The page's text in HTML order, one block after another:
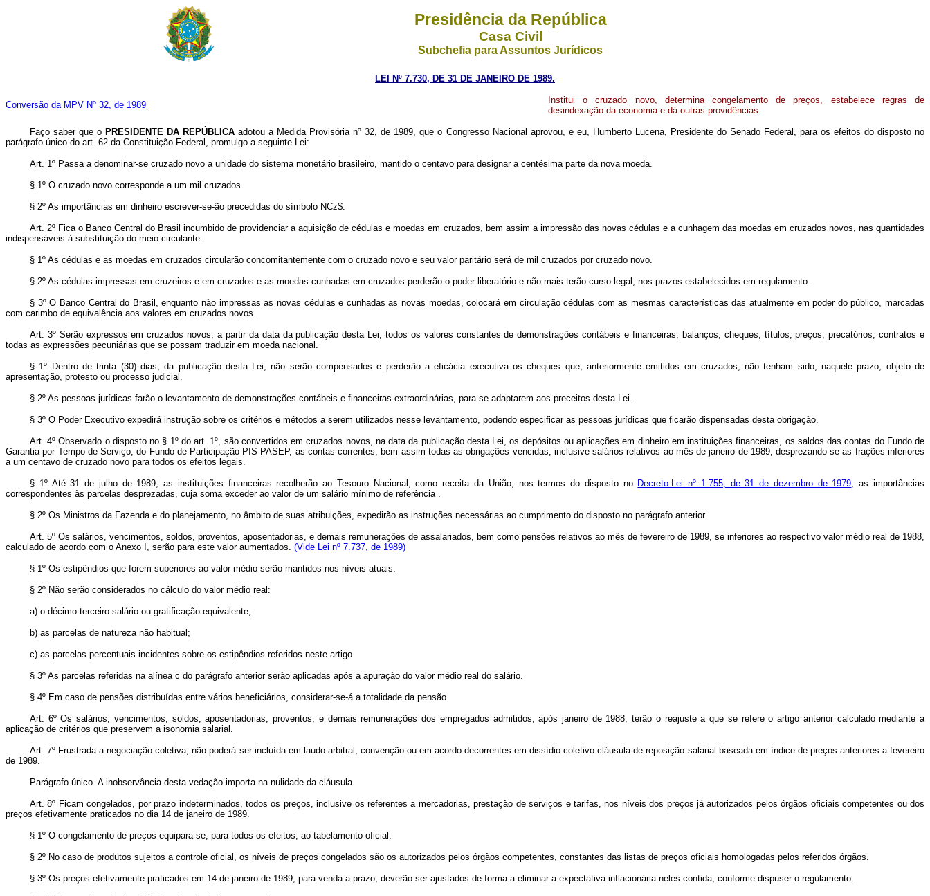
Presidência da República
Casa Civil
Subchefia para Assuntos Jurídicos
LEI Nº 7.730, DE 31 DE JANEIRO DE 1989.
Conversão da MPV Nº 32, de 1989
Institui o cruzado novo, determina congelamento de preços, estabelece regras de
desindexação da economia e dá outras providências.
Faço saber que o PRESIDENTE DA REPÚBLICA adotou a Medida Provisória nº 32, de 1989, que o Congresso Nacional aprovou, e eu, Humberto Lucena, Presidente do Senado Federal, para os efeitos do disposto no
parágrafo único do art. 62 da Constituição Federal, promulgo a seguinte Lei:
Art. 1º Passa a denominar-se cruzado novo a unidade do sistema monetário brasileiro, mantido o centavo para designar a centésima parte da nova moeda.
§ 1º O cruzado novo corresponde a um mil cruzados.
§ 2º As importâncias em dinheiro escrever-se-ão precedidas do símbolo NCz$.
Art. 2º Fica o Banco Central do Brasil incumbido de providenciar a aquisição de cédulas e moedas em cruzados, bem assim a impressão das novas cédulas e a cunhagem das moedas em cruzados novos, nas quantidades
indispensáveis à substituição do meio circulante.
§ 1º As cédulas e as moedas em cruzados circularão concomitantemente com o cruzado novo e seu valor paritário será de mil cruzados por cruzado novo.
§ 2º As cédulas impressas em cruzeiros e em cruzados e as moedas cunhadas em cruzados perderão o poder liberatório e não mais terão curso legal, nos prazos estabelecidos em regulamento.
§ 3º O Banco Central do Brasil, enquanto não impressas as novas cédulas e cunhadas as novas moedas, colocará em circulação cédulas com as mesmas características das atualmente em poder do público, marcadas
com carimbo de equivalência aos valores em cruzados novos.
Art. 3º Serão expressos em cruzados novos, a partir da data da publicação desta Lei, todos os valores constantes de demonstrações contábeis e financeiras, balanços, cheques, títulos, preços, precatórios, contratos e
todas as expressões pecuniárias que se possam traduzir em moeda nacional.
§ 1º Dentro de trinta (30) dias, da publicação desta Lei, não serão compensados e perderão a eficácia executiva os cheques que, anteriormente emitidos em cruzados, não tenham sido, naquele prazo, objeto de
apresentação, protesto ou processo judicial.
§ 2º As pessoas jurídicas farão o levantamento de demonstrações contábeis e financeiras extraordinárias, para se adaptarem aos preceitos desta Lei.
§ 3º O Poder Executivo expedirá instrução sobre os critérios e métodos a serem utilizados nesse levantamento, podendo especificar as pessoas jurídicas que ficarão dispensadas desta obrigação.
Art. 4º Observado o disposto no § 1º do art. 1º, são convertidos em cruzados novos, na data da publicação desta Lei, os depósitos ou aplicações em dinheiro em instituições financeiras, os saldos das contas do Fundo de
Garantia por Tempo de Serviço, do Fundo de Participação PIS-PASEP, as contas correntes, bem assim todas as obrigações vencidas, inclusive salários relativos ao mês de janeiro de 1989, desprezando-se as frações inferiores
a um centavo de cruzado novo para todos os efeitos legais.
§ 1º Até 31 de julho de 1989, as instituições financeiras recolherão ao Tesouro Nacional, como receita da União, nos termos do disposto no Decreto-Lei nº 1.755, de 31 de dezembro de 1979, as importâncias
correspondentes às parcelas desprezadas, cuja soma exceder ao valor de um salário mínimo de referência .
§ 2º Os Ministros da Fazenda e do planejamento, no âmbito de suas atribuições, expedirão as instruções necessárias ao cumprimento do disposto no parágrafo anterior.
Art. 5º Os salários, vencimentos, soldos, proventos, aposentadorias, e demais remunerações de assalariados, bem como pensões relativos ao mês de fevereiro de 1989, se inferiores ao respectivo valor médio real de 1988,
calculado de acordo com o Anexo I, serão para este valor aumentados. (Vide Lei nº 7.737, de 1989)
§ 1º Os estipêndios que forem superiores ao valor médio serão mantidos nos níveis atuais.
§ 2º Não serão considerados no cálculo do valor médio real:
a) o décimo terceiro salário ou gratificação equivalente;
b) as parcelas de natureza não habitual;
c) as parcelas percentuais incidentes sobre os estipêndios referidos neste artigo.
§ 3º As parcelas referidas na alínea c do parágrafo anterior serão aplicadas após a apuração do valor médio real do salário.
§ 4º Em caso de pensões distribuídas entre vários beneficiários, considerar-se-á a totalidade da pensão.
Art. 6º Os salários, vencimentos, soldos, aposentadorias, proventos, e demais remunerações dos empregados admitidos, após janeiro de 1988, terão o reajuste a que se refere o artigo anterior calculado mediante a
aplicação de critérios que preservem a isonomia salarial.
Art. 7º Frustrada a negociação coletiva, não poderá ser incluída em laudo arbitral, convenção ou em acordo decorrentes em dissídio coletivo cláusula de reposição salarial baseada em índice de preços anteriores a fevereiro
de 1989.
Parágrafo único. A inobservância desta vedação importa na nulidade da cláusula.
Art. 8º Ficam congelados, por prazo indeterminados, todos os preços, inclusive os referentes a mercadorias, prestação de serviços e tarifas, nos níveis dos preços já autorizados pelos órgãos oficiais competentes ou dos
preços efetivamente praticados no dia 14 de janeiro de 1989.
§ 1º O congelamento de preços equipara-se, para todos os efeitos, ao tabelamento oficial.
§ 2º No caso de produtos sujeitos a controle oficial, os níveis de preços congelados são os autorizados pelos órgãos competentes, constantes das listas de preços oficiais homologadas pelos referidos órgãos.
§ 3º Os preços efetivamente praticados em 14 de janeiro de 1989, para venda a prazo, deverão ser ajustados de forma a eliminar a expectativa inflacionária neles contida, conforme dispuser o regulamento.